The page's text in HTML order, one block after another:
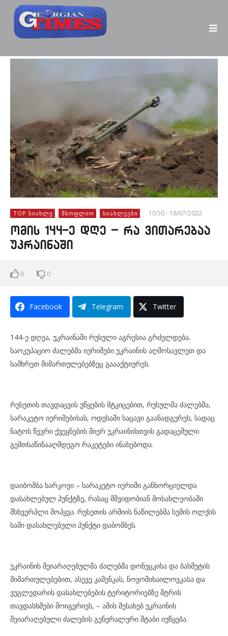
TOP ᲡᲘᲐᲮᲚᲔ ᲛᲡᲝᲤᲚᲘᲝ ᲡᲘᲐᲮᲚᲔᲔᲑᲘ 10:50 - 18/07/2022
ომის 144-ე დღე – რა ვითარებაა
უკრაინაში
0 0
Facebook Telegram Twitter
144-ე დღეა, უკრაინაში რუსული აგრესია გრძელდება.
საოკუპაციო ძალებმა იერიშები უკრაინის აღმოსავლეთ და
სამხრეთ მიმართულებებზეც გაააქტიურეს.
რუსეთის თავდაცვის უწყების მტკიცებით, რუსულმა ძალებმა,
სარაკეტო იერიშებისას, ოდესაში საცავი გაანადგურეს, სადაც
ნატოს წევრი ქვეყნების მიერ უკრაინისთვის გადაცემული
გემთსაწინააღმდეგო რაკეტები ინახებოდა.
დაიბომბა ხარკოვი – სარაკეტო იერიში განხორციელდა
დასახლებულ პუნქტზე, რასაც მშვიდობიან მოსახლეობაში
მსხვერპლი მოჰყვა. რუსეთის არმიის ნაწილებმა სუმის ოლქის
სამი დასახლებული პუნქტი დაბომბეს.
უკრაინის შეიარაღებულმა ძალებმა დონეცკისა და ბახმუტის
მიმართულებებით, ასევე კამენკას, ნოვომიხაილოვკასა და
ვუგლედარის დასახლებების ტერიტორიებზე მტრის
თავდასხმები მოიგერიეს, – ამის შესახებ უკრაინის
შეიარაღებული ძალების გენერალური შტაბი იუწყება.